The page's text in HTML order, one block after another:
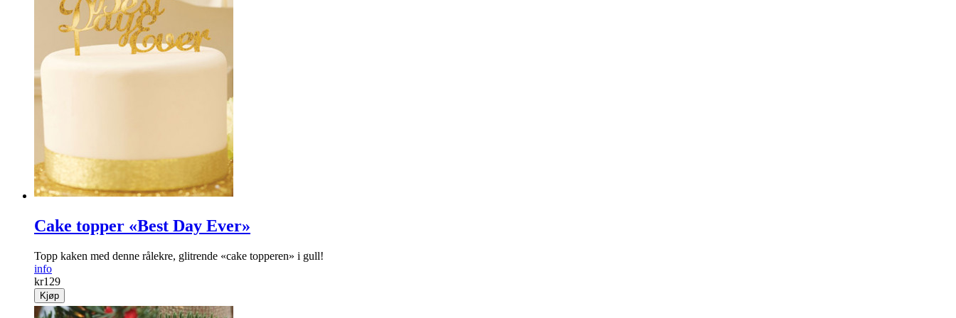
Cake topper «Best Day Ever»
Topp kaken med denne rålekre, glitrende «cake topperen» i gull!
info
kr129
Kjøp